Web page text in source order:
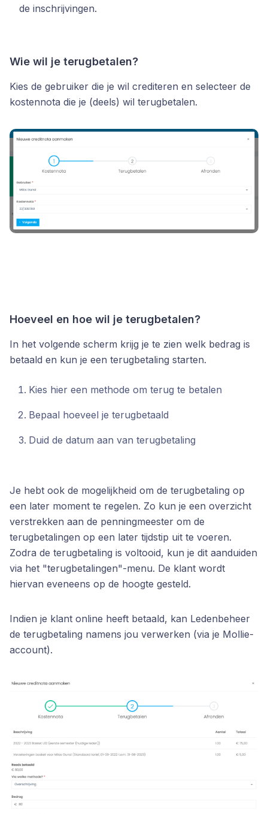
de inschrijvingen.
Wie wil je terugbetalen?
Kies de gebruiker die je wil crediteren en selecteer de
kostennota die je (deels) wil terugbetalen.
Hoeveel en hoe wil je terugbetalen?
In het volgende scherm krijg je te zien welk bedrag is
betaald en kun je een terugbetaling starten.
Kies hier een methode om terug te betalen
Bepaal hoeveel je terugbetaald
Duid de datum aan van terugbetaling
Je hebt ook de mogelijkheid om de terugbetaling op
een later moment te regelen. Zo kun je een overzicht
verstrekken aan de penningmeester om de
terugbetalingen op een later tijdstip uit te voeren.
Zodra de terugbetaling is voltooid, kun je dit aanduiden
via het "terugbetalingen"-menu. De klant wordt
hiervan eveneens op de hoogte gesteld.
Indien je klant online heeft betaald, kan Ledenbeheer
de terugbetaling namens jou verwerken (via je Mollie-
account).